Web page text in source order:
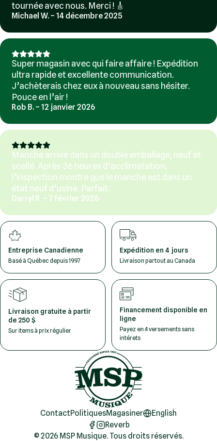
tournée avec nous. Merci ! 🎸
Michael W. – 14 décembre 2025
Super magasin avec qui faire affaire ! Expédition
ultra rapide et excellente communication.
J’achèterais chez eux à nouveau sans hésiter.
Pouce en l’air !
Rob B. – 12 janvier 2026
Manche arrivé dans un double emballage, neuf et
scellé. Après 36 heures d’acclimatation,
l’inspection montre que le manche est dans un
état neuf d’usine. Parfait.
Darryl R. – 7 février 2026
Entreprise Canadienne
Basé à Québec depuis 1997
Expédition en 4 jours
Livraison partout au Canada
Livraison gratuite à partir
de 250 $
Sur items à prix régulier
Financement disponible en
ligne
Payez en 4 versements sans
intérets
ContactPolitiquesMagasiner
English
Reverb
© 2026 MSP Musique. Tous droits réservés.